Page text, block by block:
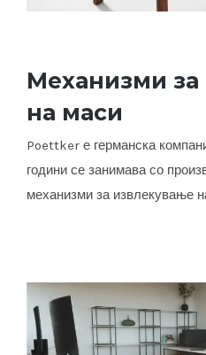
Механизми за
Механизми
на маси
Poettker е германска
години се занимава со
механизми за извлекување